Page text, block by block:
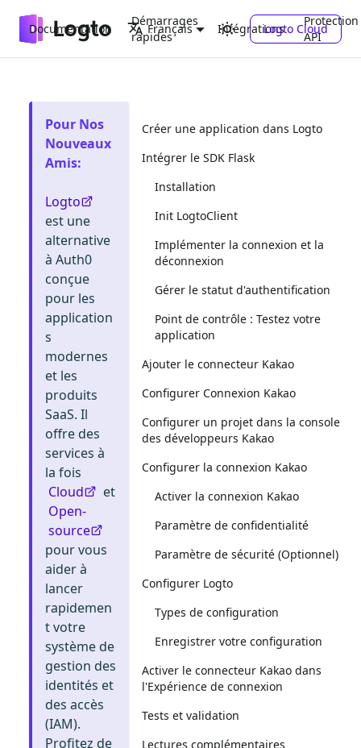
Documentation
Démarrages
rapides
Intégrations
Protection
API
Français Logto Cloud
Pour Nos
Nouveaux
Amis:
Logto
est une
alternative
à Auth0
conçue
pour les
application
s
modernes
et les
produits
SaaS. Il
offre des
services à
la fois
Cloud
et
Open-
source
pour vous
aider à
lancer
rapidemen
t votre
système de
gestion des
identités et
des accès
(IAM).
Profitez de
Créer une application dans Logto
Intégrer le SDK Flask
Installation
Init LogtoClient
Implémenter la connexion et la
déconnexion
Gérer le statut d'authentification
Point de contrôle : Testez votre
application
Ajouter le connecteur Kakao
Configurer Connexion Kakao
Configurer un projet dans la console
des développeurs Kakao
Configurer la connexion Kakao
Activer la connexion Kakao
Paramètre de confidentialité
Paramètre de sécurité (Optionnel)
Configurer Logto
Types de configuration
Enregistrer votre configuration
Activer le connecteur Kakao dans
l'Expérience de connexion
Tests et validation
Lectures complémentaires